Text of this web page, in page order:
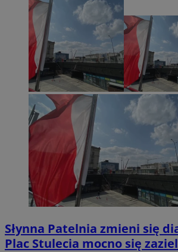
Słynna Patelnia zmieni się
Plac Stulecia mocno się